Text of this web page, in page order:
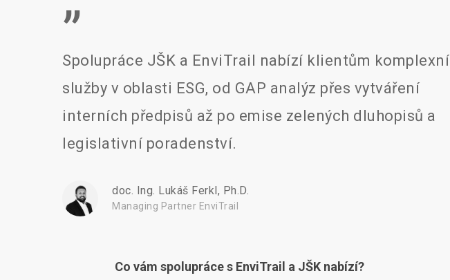
”
Spolupráce JŠK a EnviTrail nabízí klientům komplexní
služby v oblasti ESG, od GAP analýz přes vytváření
interních předpisů až po emise zelených dluhopisů a
legislativní poradenství.
doc. Ing. Lukáš Ferkl, Ph.D.
Managing Partner EnviTrail
Co vám spolupráce s EnviTrail a JŠK nabízí?